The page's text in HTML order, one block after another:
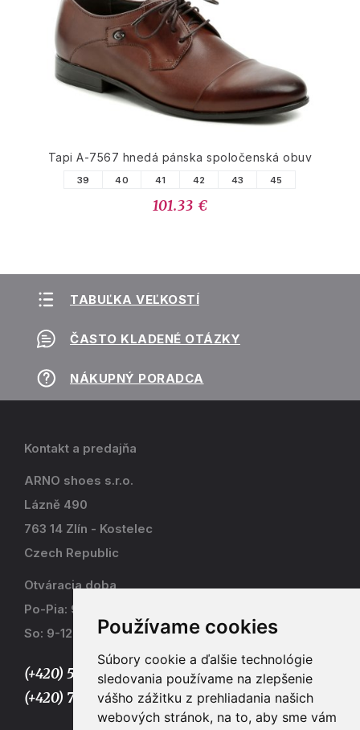
Používame cookies
Súbory cookie a ďalšie technológie
sledovania používame na zlepšenie
vášho zážitku z prehliadania našich
webových stránok, na to, aby sme vám
Tapi A-7567 hnedá pánska spoločenská obuv
39 40 41 42 43 45
101.33 €
TABUĽKA VEĽKOSTÍ
ČASTO KLADENÉ OTÁZKY
NÁKUPNÝ PORADCA
Kontakt a predajňa
ARNO shoes s.r.o.
Lázně 490
763 14 Zlín - Kostelec
Czech Republic
Otváracia doba
Po-Pia: 9-17
So: 9-12
(+420) 577 915 036,
(+420) 773 667 390